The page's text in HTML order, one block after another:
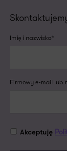
Imię i nazwisko*
Firmowy e-mail lub
Akceptuję